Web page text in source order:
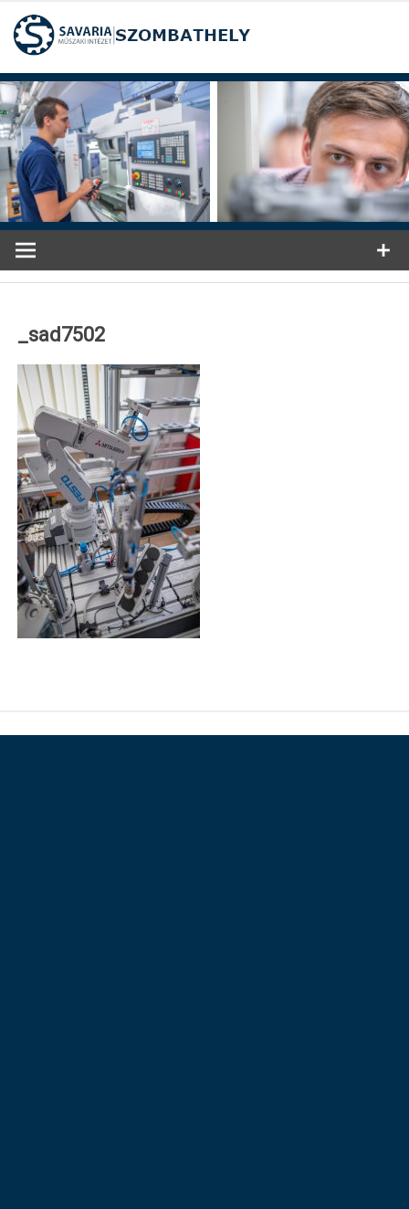
Ugrás
tartalomra
_sad7502